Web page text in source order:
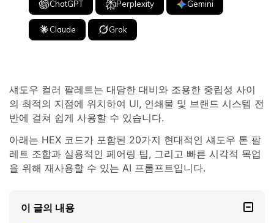
ChatGPT Perplexity Gemini
Claude Grok
섀도우 컬러 팔레트는 대담한 대비와 조용한 중립성 사이
의 최적의 지점에 위치하여 UI, 인쇄물 및 브랜드 시스템 전
반에 걸쳐 쉽게 사용할 수 있습니다.
아래는 HEX 코드가 포함된 20가지 현대적인 섀도우 톤 팔
레트 조합과 실용적인 페어링 팁, 그리고 빠른 시각적 목업
을 위해 재사용할 수 있는 AI 프롬프트입니다.
이 글의 내용